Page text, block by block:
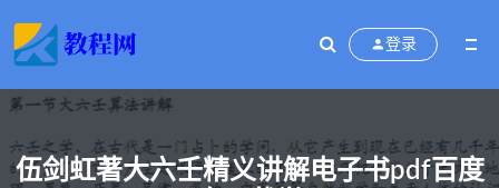
登录
伍剑虹著大六壬精义讲解电子书pdf百度